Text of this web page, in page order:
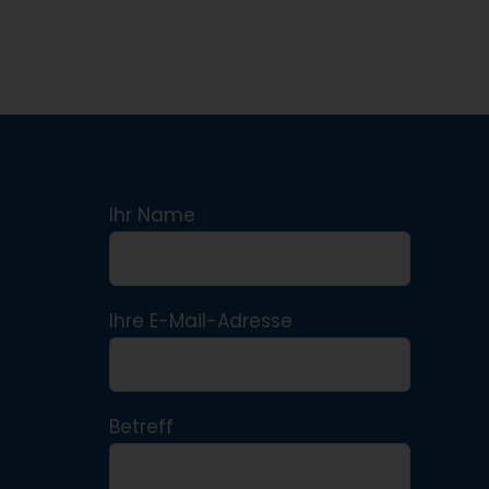
Ihr Name
Ihre E-Mail-Adresse
Betreff